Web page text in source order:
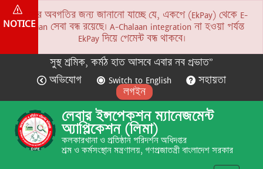
NOTICE
সকলের অবগতির জন্য জানানো যাচ্ছে যে, একপে (EkPay) থেকে E-
Chalaan সেবা বন্ধ রয়েছে। A-Chalaan integration না হওয়া পর্যন্ত
EkPay দিয়ে পেমেন্ট বন্ধ থাকবে।
সুস্থ শ্রমিক, কর্মঠ হাত আসবে এবার নব প্রভাত”
অভিযোগ
Switch to English
সহায়তা
লগইন
লেবার ইন্সপেকশন ম্যানেজমেন্ট
অ্যাপ্লিকেশন (লিমা)
কলকারখানা ও প্রতিষ্ঠান পরিদর্শন অধিদপ্তর
শ্রম ও কর্মসংস্থান মন্ত্রণালয়, গণপ্রজাতন্ত্রী বাংলাদেশ সরকার